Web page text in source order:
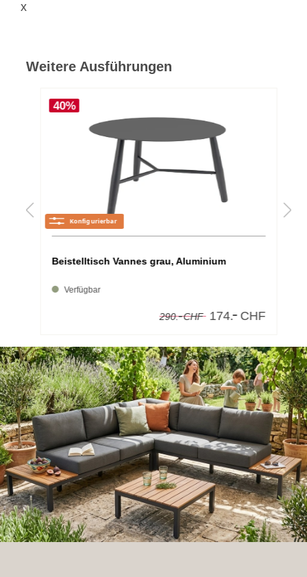
x
Weitere Ausführungen
40%
Beistelltisch Vannes grau, Aluminium
Verfügbar
290.-CHF 174.
- CHF